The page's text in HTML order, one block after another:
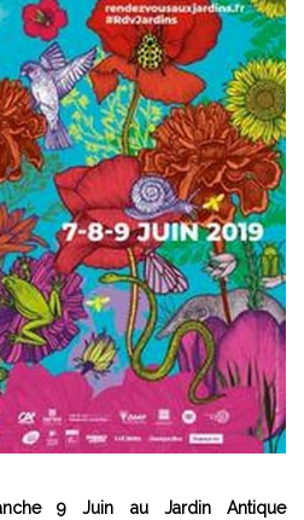
9 Juin au Jardin Antique